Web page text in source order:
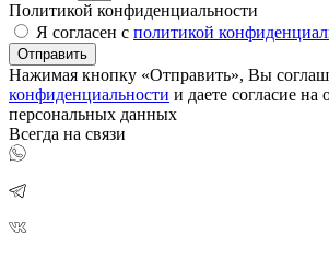
Политикой конфиденциальности
Я согласен с политикой
Отправить
Нажимая кнопку «Отправить», Вы
конфиденциальности и даете согласие
персональных данных
Всегда на связи